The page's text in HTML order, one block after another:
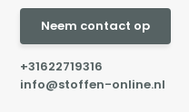
Neem contact op
+31622719316
info@stoffen-online.nl